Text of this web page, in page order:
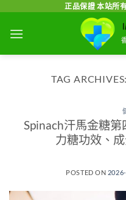
content
正品保證 本站所
TAG ARCHIVES:
Spinach汗馬金糖
力糖功效、
POSTED ON